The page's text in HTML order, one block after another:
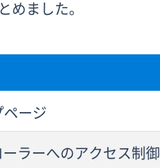
めました。
ージ
ラーへのアクセス制御